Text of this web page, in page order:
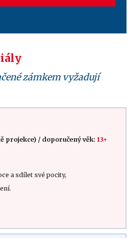
zámkem vyžadují
projekce) / doporučený věk: 13+
a sdílet své pocity,